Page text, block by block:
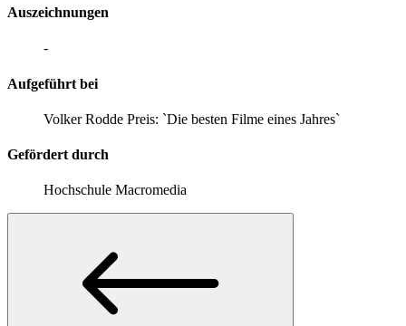
Auszeichnungen
-
Aufgeführt bei
Volker Rodde Preis: `Die besten Filme eines Jahres`
Gefördert durch
Hochschule Macromedia